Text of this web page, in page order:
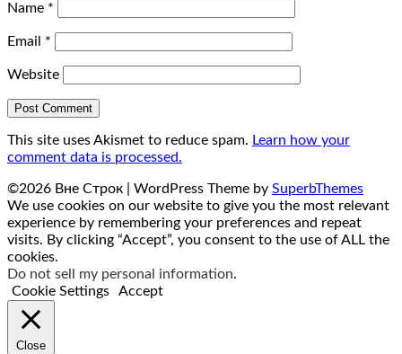
Name *
Email *
Website
This site uses Akismet to reduce spam. Learn how your
comment data is processed.
©2026 Вне Строк | WordPress Theme by SuperbThemes
We use cookies on our website to give you the most relevant
experience by remembering your preferences and repeat
visits. By clicking “Accept”, you consent to the use of ALL the
cookies.
Do not sell my personal information.
Cookie Settings
Accept
Close